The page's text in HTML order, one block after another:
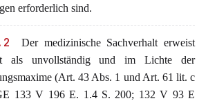
erforderlich sind.
Der medizinische Sachverhalt erweist
als unvollständig und im Lichte der
(Art. 43 Abs. 1 und Art. 61 lit. c
133 V 196 E. 1.4 S. 200; 132 V 93 E